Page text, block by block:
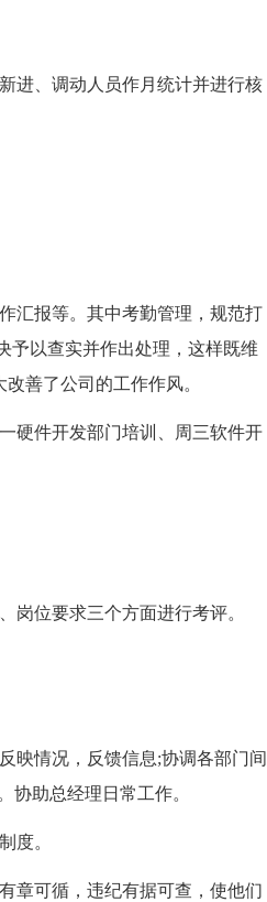
进、调动人员作月统计并进行核
汇报等。其中考勤管理，规范打
予以查实并作出处理，这样既维
善了公司的工作作风。
硬件开发部门培训、周三软件开
岗位要求三个方面进行考评。
映情况，反馈信息;协调各部门间
协助总经理日常工作。
度。
章可循，违纪有据可查，使他们